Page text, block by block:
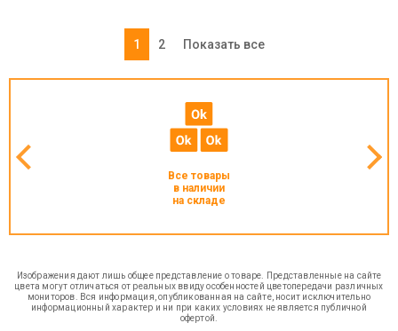
1 2 Показать все
Все товары
в наличии
на складе
Изображения дают лишь общее представление о товаре. Представленные на сайте
цвета могут отличаться от реальных ввиду особенностей цветопередачи различных
мониторов. Вся информация, опубликованная на сайте, носит исключительно
информационный характер и ни при каких условиях не является публичной
офертой.